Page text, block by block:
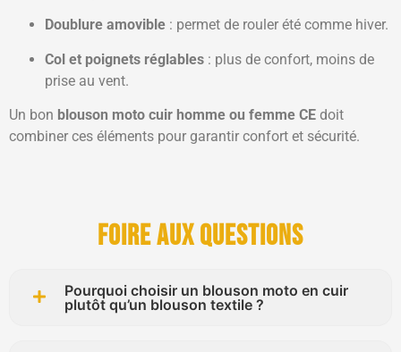
Doublure amovible : permet de rouler été comme hiver.
Col et poignets réglables : plus de confort, moins de
prise au vent.
Un bon blouson moto cuir homme ou femme CE doit
combiner ces éléments pour garantir confort et sécurité.
Foire aux questions
Pourquoi choisir un blouson moto en cuir
plutôt qu’un blouson textile ?